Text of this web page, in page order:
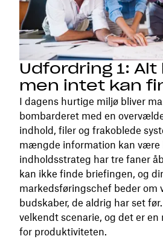
Udfordring 1:
men intet kan
I dagens hurtige miljø bliver
bombarderet med en
indhold, filer og frakoblede
mængde information kan være
indholdsstrateg har tre faner
kan ikke finde briefingen, og
markedsføringschef beder om
budskaber, de aldrig har set
velkendt scenarie, og det er en
for produktiviteten.